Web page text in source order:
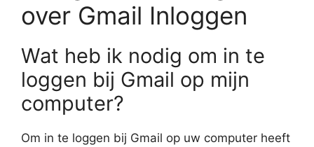
over Gmail Inloggen
Wat heb ik nodig om in te
loggen bij Gmail op mijn
computer?
Om in te loggen bij Gmail op uw computer heeft